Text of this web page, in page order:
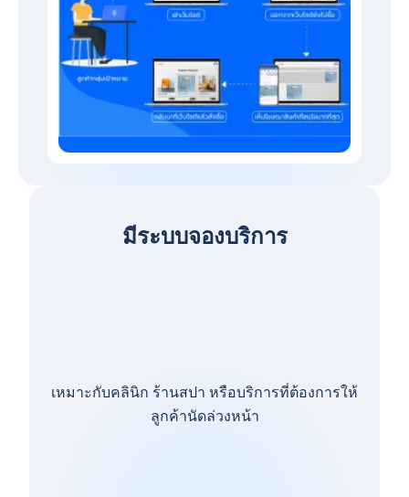
มีระบบจองบริการ
เหมาะกับคลินิก ร้านสปา หรือบริการที่ต้องการให้
ลูกค้านัดล่วงหน้า